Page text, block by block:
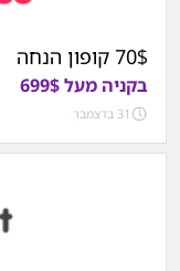
70$ קופון הנחה
בקניה מעל 699$
31 בדצמבר